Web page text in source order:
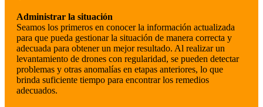
Administrar la situación
Seamos los primeros en conocer la información actualizada
para que pueda gestionar la situación de manera correcta y
adecuada para obtener un mejor resultado. Al realizar un
levantamiento de drones con regularidad, se pueden detectar
problemas y otras anomalías en etapas anteriores, lo que
brinda suficiente tiempo para encontrar los remedios
adecuados.